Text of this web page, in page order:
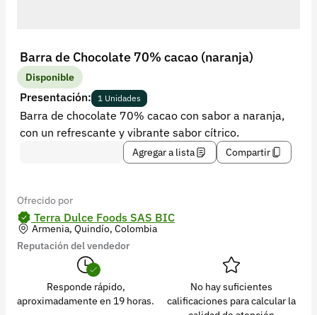
Barra de Chocolate 70% cacao (naranja)
Disponible
Presentación: 1 Unidades
Barra de chocolate 70% cacao con sabor a naranja,
con un refrescante y vibrante sabor cítrico.
Agregar a lista Compartir
Ofrecido por
Terra Dulce Foods SAS BIC
Armenia, Quindío, Colombia
Reputación del vendedor
Responde rápido,
aproximadamente en 19 horas.
No hay suficientes
calificaciones para calcular la
Recuperar contraseña
Contacto
Soporte
+57 323 2931928
© 2026 Croper.com Todos los derechos reservados
Versión 5.45.0
Síguenos